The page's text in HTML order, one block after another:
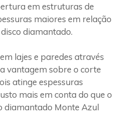
em estruturas de
maiores em relação
diamantado.
lajes e paredes através
vantagem sobre o corte
atinge espessuras
mais em conta do que o
diamantado Monte Azul